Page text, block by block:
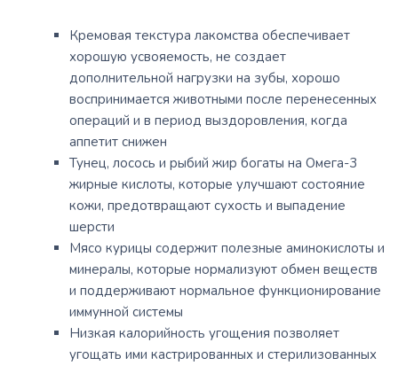
Кремовая текстура лакомства обеспечивает
хорошую усвояемость, не создает
дополнительной нагрузки на зубы, хорошо
воспринимается животными после перенесенных
операций и в период выздоровления, когда
аппетит снижен
Тунец, лосось и рыбий жир богаты на Омега-3
жирные кислоты, которые улучшают состояние
кожи, предотвращают сухость и выпадение
шерсти
Мясо курицы содержит полезные аминокислоты и
минералы, которые нормализуют обмен веществ
и поддерживают нормальное функционирование
иммунной системы
Низкая калорийность угощения позволяет
угощать ими кастрированных и стерилизованных